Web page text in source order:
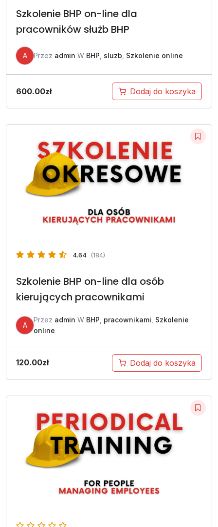
Szkolenie BHP on-line dla
pracowników służb BHP
A Przez admin W BHP sluzb Szkolenie online
600.00zł Dodaj do koszyka
4.64 (184)
Szkolenie BHP on-line dla osób
kierujących pracownikami
A
Przez admin W BHP pracownikami Szkolenie
online
120.00zł Dodaj do koszyka